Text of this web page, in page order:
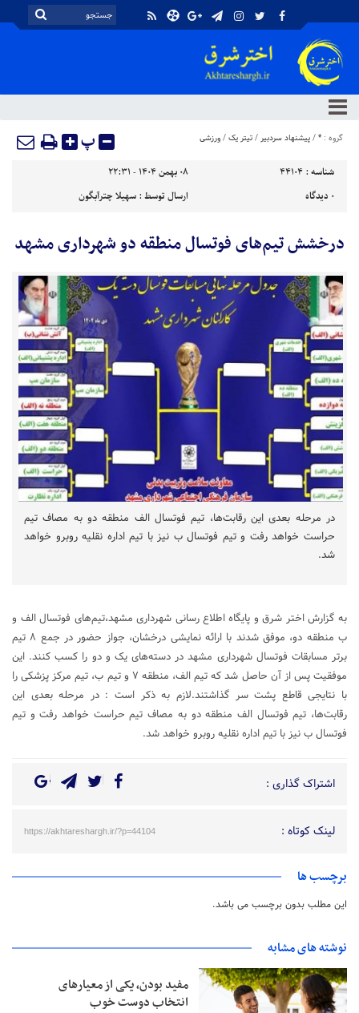
گروه : *
/پیشنهاد سردبیر/تیتر یک/ورزشی پ
شناسه : 44104
۰۸ بهمن ۱۴۰۴ - ۲۲:۳۱
۰ دیدگاه ارسال توسط :سهیلا چترآبگون
درخشش تیم‌های فوتسال منطقه دو شهرداری مشهد
در مرحله بعدی این رقابت‌ها، تیم فوتسال الف منطقه دو به مصاف تیم
حراست خواهد رفت و تیم فوتسال ب نیز با تیم اداره نقلیه روبرو خواهد
شد.
به گزارش اختر شرق و پایگاه اطلاع رسانی شهرداری مشهد،تیم‌های فوتسال الف و
ب منطقه دو، موفق شدند با ارائه نمایشی درخشان، جواز حضور در جمع ۸ تیم
برتر مسابقات فوتسال شهرداری مشهد در دسته‌های یک و دو را کسب کنند. این
موفقیت پس از آن حاصل شد که تیم الف، منطقه ۷ و تیم ب، تیم مرکز پزشکی را
با نتایجی قاطع پشت سر گذاشتند.لازم به ذکر است : در مرحله بعدی این
رقابت‌ها، تیم فوتسال الف منطقه دو به مصاف تیم حراست خواهد رفت و تیم
فوتسال ب نیز با تیم اداره نقلیه روبرو خواهد شد.
اشتراک گذاری :
لینک کوتاه : https://akhtareshargh.ir/?p=44104
برچسب ها
این مطلب بدون برچسب می باشد.
نوشته های مشابه
مفید بودن، یکی از معیارهای
انتخاب دوست خوب